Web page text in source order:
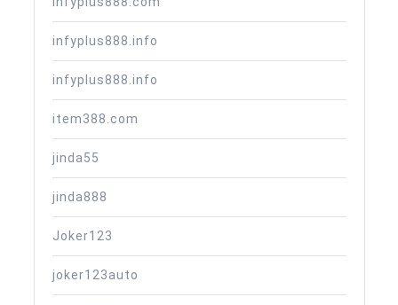
infyplus888.info
infyplus888.info
item388.com
jinda55
jinda888
Joker123
joker123auto